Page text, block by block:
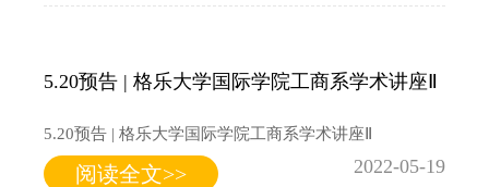
5.20预告 | 格乐大学国际学院工商系学术讲座Ⅱ
5.20预告 | 格乐大学国际学院工商系学术讲座Ⅱ
阅读全文>> 2022-05-19